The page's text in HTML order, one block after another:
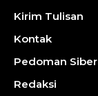
Kirim Tulisan
Kontak
Pedoman Siber
Redaksi